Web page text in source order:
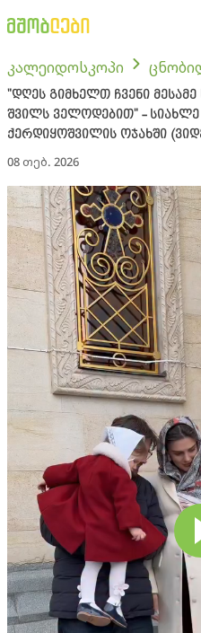
კალეიდოსკოპი
"დღეს გიმხელთ ჩვენი მესამე
შვილს ველოდებით" - სიახლე
ქერდიყოშვილის ოჯახში
08 თებ. 2026